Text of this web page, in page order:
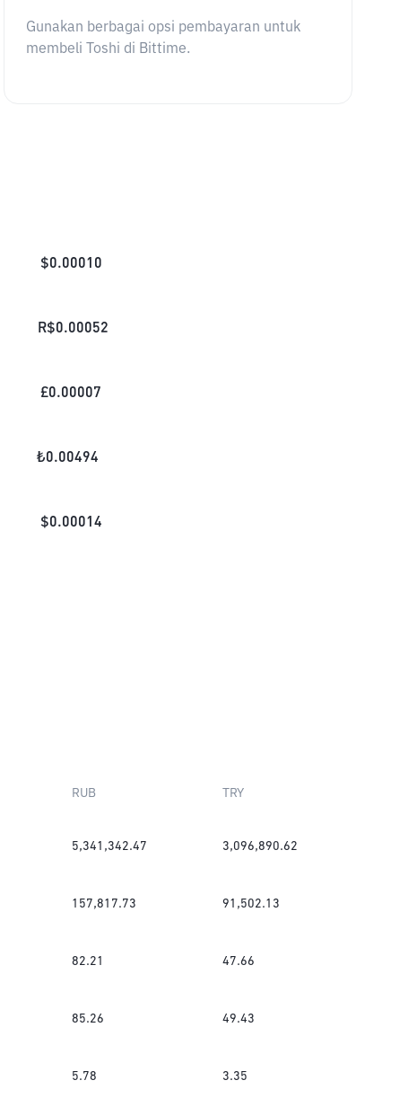
Gunakan berbagai opsi pembayaran untuk
membeli Toshi di Bittime.
$0.00010
R$0.00052
£0.00007
₺0.00494
$0.00014
RUB TRY
5,341,342.47 3,096,890.62
157,817.73 91,502.13
82.21 47.66
85.26 49.43
5.78 3.35